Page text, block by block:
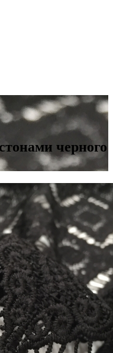
черного